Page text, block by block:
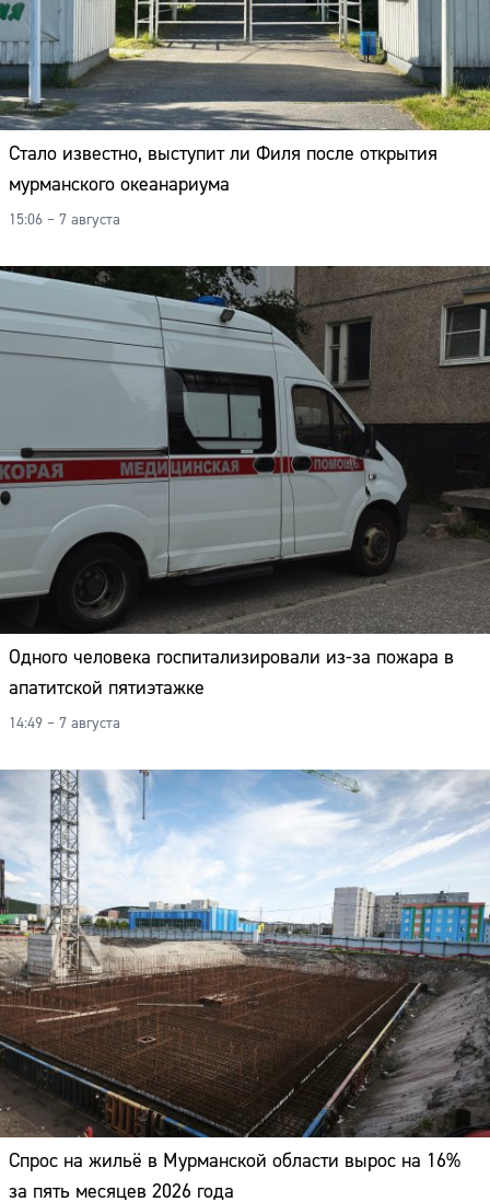
Стало известно, выступит ли Филя после открытия
мурманского океанариума
15:06 – 7 августа
Одного человека госпитализировали из-за пожара в
апатитской пятиэтажке
14:49 – 7 августа
Спрос на жильё в Мурманской области вырос на 16%
за пять месяцев 2026 года
Сайт: